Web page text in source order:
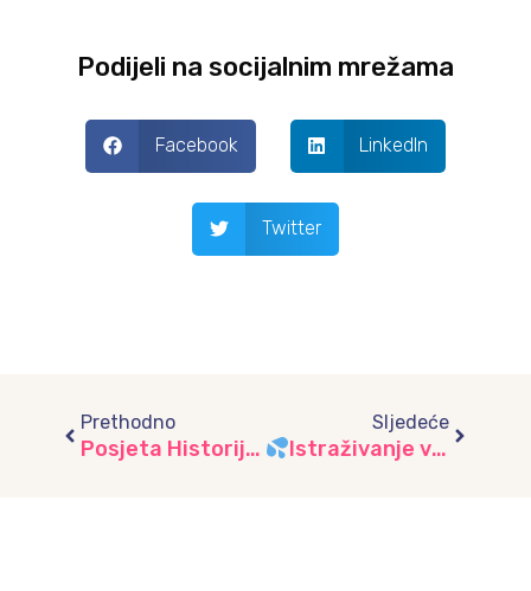
Podijeli na socijalnim mrežama
Facebook LinkedIn
Twitter
Prethodno
Posjeta Historijskom muzeju Bosne i Hercegovine, vrtić “Leptirić
Sljedeće
Istraživanje vode: Djeca iz vrtića “Mašnica” posjetila izvorište Bačevo i javne česme Grbavice